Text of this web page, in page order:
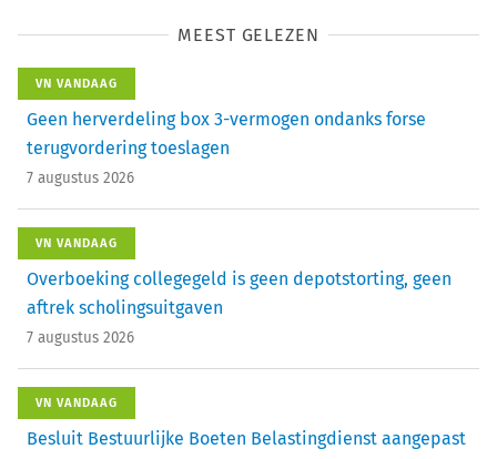
MEEST GELEZEN
VN VANDAAG
Geen herverdeling box 3-vermogen ondanks forse
terugvordering toeslagen
7 augustus 2026
VN VANDAAG
Overboeking collegegeld is geen depotstorting, geen
aftrek scholingsuitgaven
7 augustus 2026
VN VANDAAG
Besluit Bestuurlijke Boeten Belastingdienst aangepast